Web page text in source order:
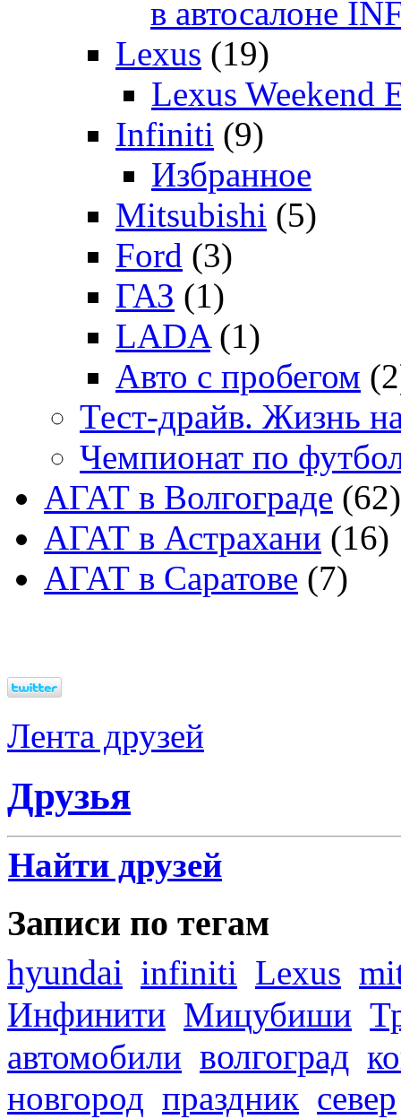
в автосалоне
Lexus (19)
Lexus Weekend
Infiniti (9)
Избранное
Mitsubishi (5)
Ford (3)
ГАЗ (1)
LADA (1)
Авто с пробегом
Тест-драйв. Жизнь
Чемпионат по
АГАТ в Волгограде (62)
АГАТ в Астрахани (16)
АГАТ в Саратове (7)
Лента друзей
Друзья
Найти друзей
Записи по тегам
hyundai infiniti Lexus
Инфинити Мицубиши
автомобили волгоград
новгород праздник север